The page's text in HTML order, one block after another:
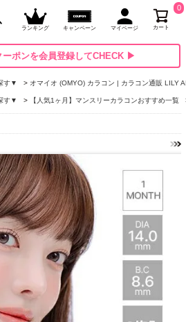
ランキング キャンペーン マイページ カート
0
ーポンを会員登録してCHECK ▶
す▼ オマイオ (OMYO) カラコン | カラコン通販 LILY
す▼ 【人気1ヶ月】マンスリーカラコンおすすめ一覧